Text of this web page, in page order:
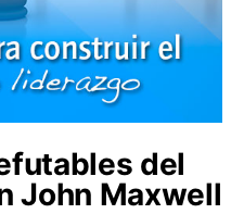
del
John Maxwell